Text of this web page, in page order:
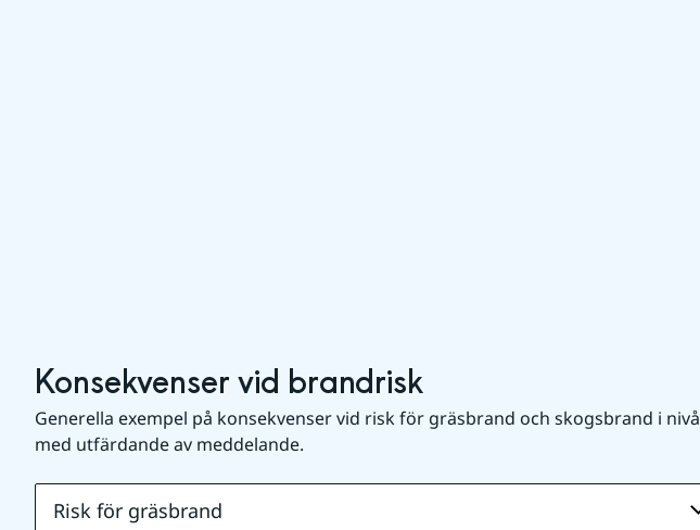
Konsekvenser vid brandrisk
Generella exempel på konsekvenser vid risk för gräsbrand och skogsbrand i nivå
med utfärdande av meddelande.
Risk för gräsbrand